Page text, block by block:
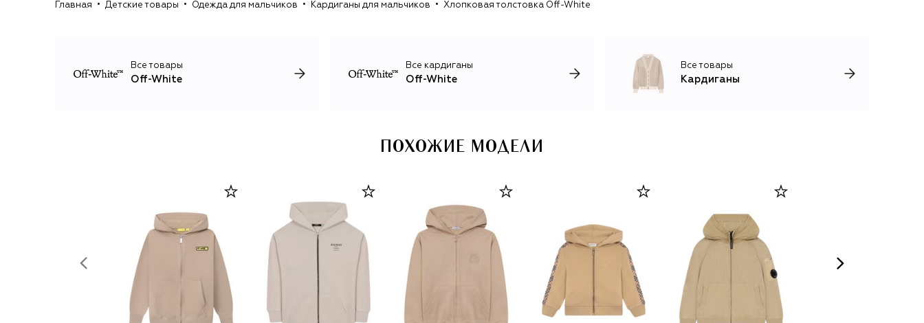
руководством бренд сохранил мультидисциплинарный
благодаря которому визуальный язык бренда
существенно обогатился.
Главная Детские товары Одежда для мальчиков Кардиганы для мальчиков Хлопковая толстовка Off-White
Все товары
Off-White
Все кардиганы
Off-White
Все товары
Кардиганы
ПОХОЖИЕ МОДЕЛИ